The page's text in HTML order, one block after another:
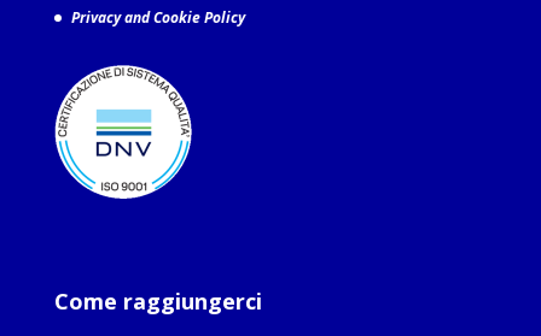
Privacy and Cookie Policy
Come raggiungerci